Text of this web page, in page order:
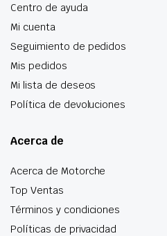
Centro de ayuda
Mi cuenta
Seguimiento de pedidos
Mis pedidos
Mi lista de deseos
Política de devoluciones
Acerca de
Acerca de Motorche
Top Ventas
Términos y condiciones
Políticas de privacidad